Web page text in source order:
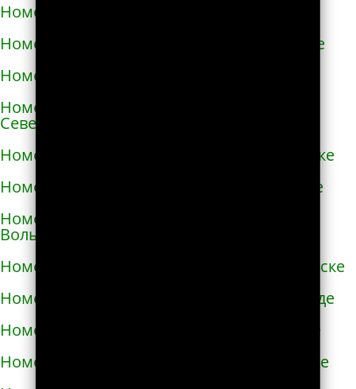
Номера телефонов такси в Никополе
Номера телефонов такси в Новой Каховке
Номера телефонов такси в Новой Одессе
Номера телефонов такси в Новгороде-
Северском
Номера телефонов такси в Новоалексеевке
Номера телефонов такси в Нововолынске
Номера телефонов такси в Новограде-
Волынском
Номера телефонов такси в Новоднестровске
Номера телефонов такси в Новомиргороде
Номера телефонов такси в Новоукраинке
Номера телефонов такси в Новояворовске